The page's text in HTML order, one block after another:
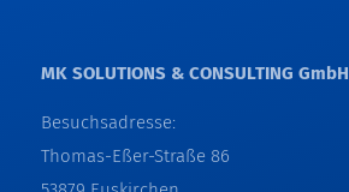
MK SOLUTIONS & CONSULTING GmbH
Besuchsadresse:
Thomas-Eßer-Straße 86